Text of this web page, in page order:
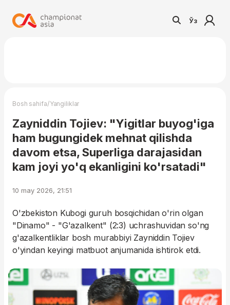
Ўз
Bosh sahifa/Yangiliklar
Zayniddin Tojiev: "Yigitlar buyog'iga
ham bugungidek mehnat qilishda
davom etsa, Superliga darajasidan
kam joyi yo'q ekanligini ko'rsatadi"
10 may 2026, 21:51
O'zbekiston Kubogi guruh bosqichidan o'rin olgan
"Dinamo" - "G'azalkent" (2:3) uchrashuvidan so'ng
g'azalkentliklar bosh murabbiyi Zayniddin Tojiev
o'yindan keyingi matbuot anjumanida ishtirok etdi.